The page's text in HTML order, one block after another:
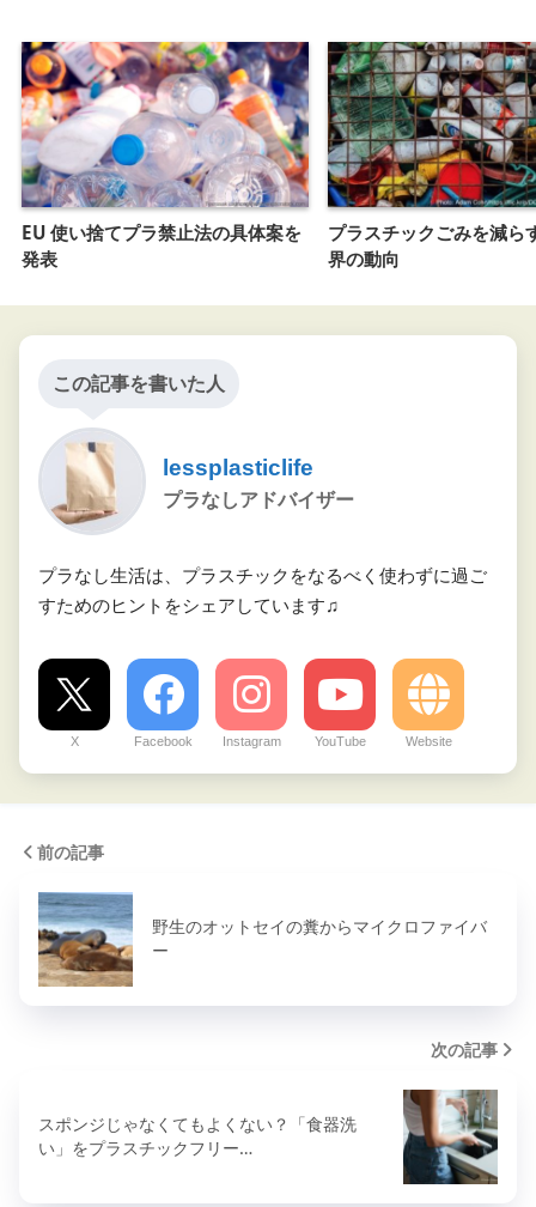
EU 使い捨てプラ禁止法の具体案を
発表
プラスチックごみを減ら
界の動向
この記事を書いた人
lessplasticlife
プラなしアドバイザー
プラなし生活は、プラスチックをなるべく使わずに過ご
すためのヒントをシェアしています♫
X Facebook Instagram YouTube Website
前の記事
野生のオットセイの糞からマイクロファイバ
ー
次の記事
スポンジじゃなくてもよくない？「食器洗
い」をプラスチックフリー…